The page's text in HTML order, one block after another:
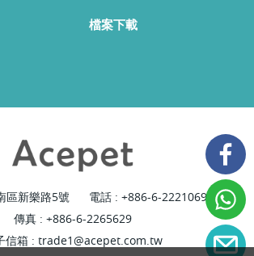
檔案下載
區新樂路5號 電話 : +886-6-2221069
傳真 : +886-6-2265629
信箱 : trade1@acepet.com.tw